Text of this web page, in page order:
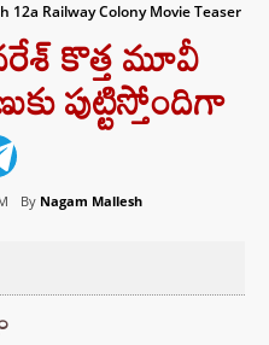
12a Railway Colony Movie Teaser
కొత్త మూవీ
పుట్టిస్తోందిగా
By Nagam Mallesh